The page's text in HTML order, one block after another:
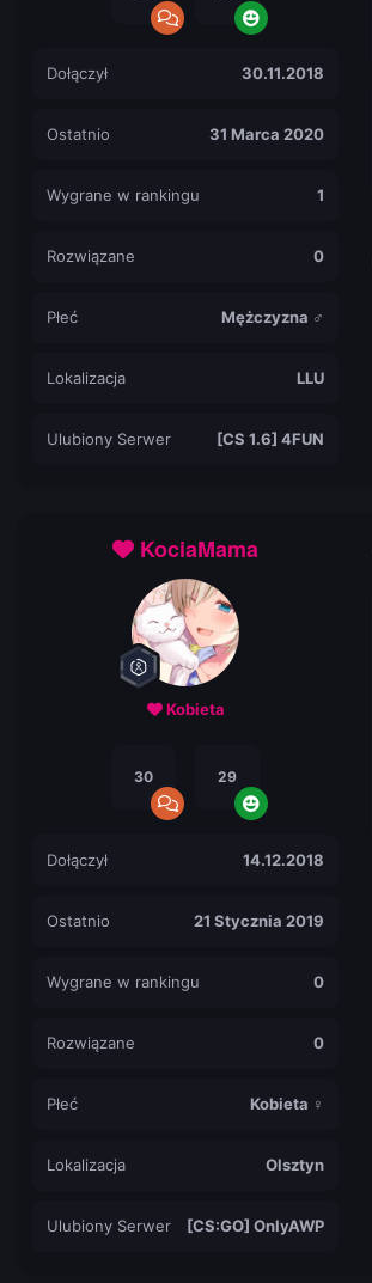
Dołączył 30.11.2018
Ostatnio 31 Marca 2020
Wygrane w rankingu 1
Rozwiązane 0
Płeć Mężczyzna ♂
Lokalizacja LLU
Ulubiony Serwer [CS 1.6] 4FUN
KociaMama
Kobieta
30 29
Dołączył 14.12.2018
Ostatnio 21 Stycznia 2019
Wygrane w rankingu 0
Rozwiązane 0
Płeć Kobieta ♀
Lokalizacja Olsztyn
Ulubiony Serwer [CS:GO] OnlyAWP